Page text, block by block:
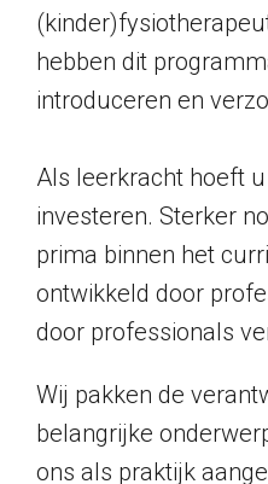
hebben dit
introduceren en
Als leerkracht hoeft
investeren. Sterker
prima binnen het
ontwikkeld door
door professionals
Wij pakken de
belangrijke
ons als praktijk